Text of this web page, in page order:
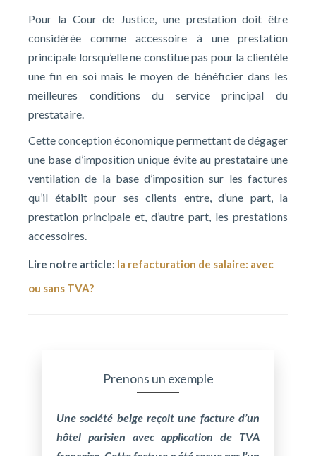
Pour la Cour de Justice, une prestation doit être
considérée comme accessoire à une prestation
principale lorsqu’elle ne constitue pas pour la clientèle
une fin en soi mais le moyen de bénéficier dans les
meilleures conditions du service principal du
prestataire.
Cette conception économique permettant de dégager
une base d’imposition unique évite au prestataire une
ventilation de la base d’imposition sur les factures
qu’il établit pour ses clients entre, d’une part, la
prestation principale et, d’autre part, les prestations
accessoires.
Lire notre article: la refacturation de salaire: avec
ou sans TVA?
Prenons un exemple
Une société belge reçoit une facture d’un
hôtel parisien avec application de TVA